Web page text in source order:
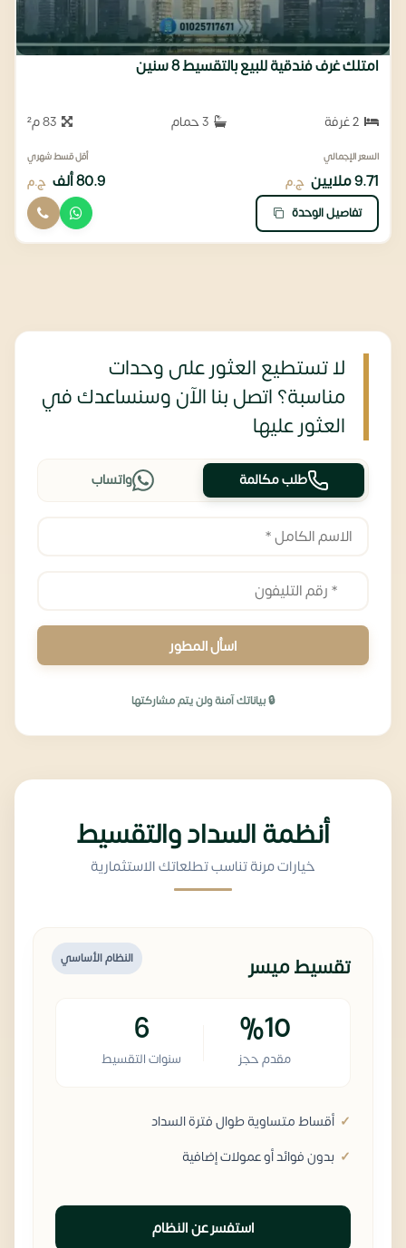
امتلك غرف فندقية للبيع بالتقسيط 8 سنين
3 حمام 83 م²
السعر الإجمالي
9.71 ملايين ج.م
أقل قسط شهري
80.9 ألف ج.م
تفاصيل الوحدة
لا تستطيع العثور على وحدات
مناسبة؟ اتصل بنا الآن وسنساعدك في
العثور عليها
طلب مكالمة واتساب
اسأل المطور
🔒 بياناتك آمنة ولن يتم مشاركتها
أنظمة السداد والتقسيط
خيارات مرنة تناسب تطلعاتك الاستثمارية
النظام الأساسي تقسيط ميسر
%10
مقدم حجز
6
سنوات التقسيط
أقساط متساوية طوال فترة السداد
بدون فوائد أو عمولات إضافية
استفسر عن النظام